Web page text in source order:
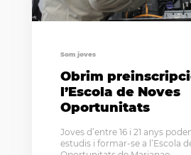
Som joves
Obrim
l’Escola de Noves
Oportunitats
Joves d’entre 16 i 21 anys
estudis i formar-se a l’Escola